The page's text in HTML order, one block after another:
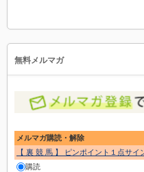
無料メルマガ
メルマガ購読・解除
【 裏 競 馬 】 ピンポイント１点サイ
購読